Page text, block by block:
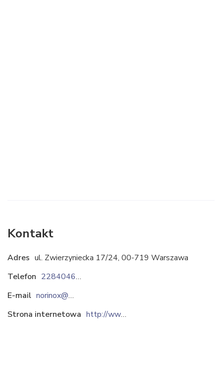
Kontakt
Adres ul. Zwierzyniecka 17/24, 00-719 Warszawa
Telefon
228404638
E-mail
norinox@op.pl
Strona internetowa
http://www.norinox-polska.com.pl